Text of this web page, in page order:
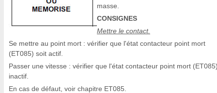
masse.
CONSIGNES
Mettre le contact.
Se mettre au point mort : vérifier que l'état contacteur point mort
(ET085) soit actif.
Passer une vitesse : vérifier que l'état contacteur point mort
inactif.
En cas de défaut, voir chapitre ET085.